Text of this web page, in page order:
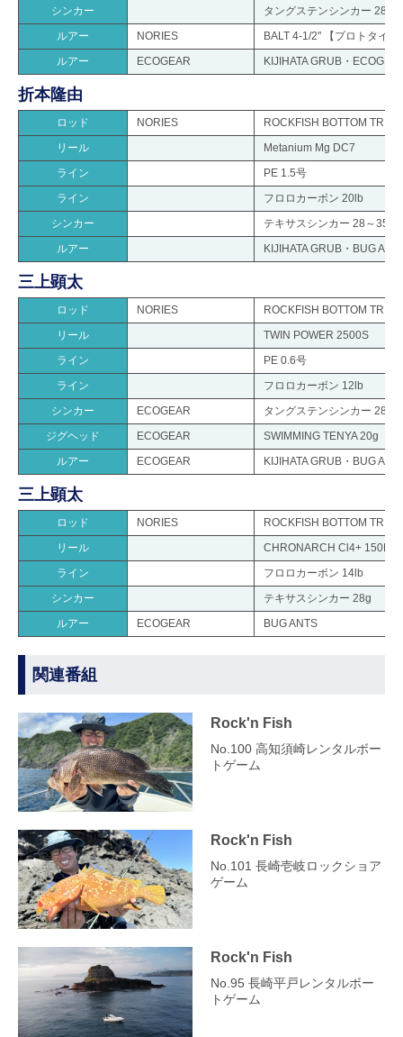
シンカー
タングステンシンカー 28g
ルアー
NORIES
BALT 4-1/2" 【プロトタイプ
ルアー
ECOGEAR KIJIHATA GRUB・
折本隆由
ロッド NORIES
ROCKFISH BOTTOM TR
リール
Metanium Mg DC7
ライン
PE 1.5号
ライン
フロロカーボン 20lb
シンカー
テキサスシンカー 28～35g
ルアー
KIJIHATA GRUB・BUG
三上顕太
ロッド NORIES
ROCKFISH BOTTOM TR
リール
TWIN POWER 2500S
ライン
PE 0.6号
ライン
フロロカーボン 12lb
シンカー
ECOGEAR
タングステンシンカー 28g
ジグヘッド
ECOGEAR
SWIMMING TENYA 20g
ルアー
ECOGEAR KIJIHATA GRUB・BUG
三上顕太
ロッド NORIES
ROCKFISH BOTTOM TR
リール
CHRONARCH Cl4+ 150HG
ライン
フロロカーボン 14lb
シンカー
テキサスシンカー 28g
ルアー
ECOGEAR BUG ANTS
関連番組
Rock'n Fish
No.100 高知須崎レンタルボー
トゲーム
Rock'n Fish
No.101 長崎壱岐ロックショア
ゲーム
Rock'n Fish
No.95 長崎平戸レンタルボー
トゲーム